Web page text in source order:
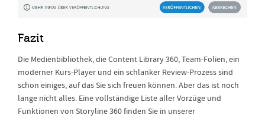
Fazit
Die Medienbibliothek, die Content Library 360, Team-Folien, ein
moderner Kurs-Player und ein schlanker Review-Prozess sind
schon einiges, auf das Sie sich freuen können. Aber das ist noch
lange nicht alles. Eine vollständige Liste aller Vorzüge und
Funktionen von Storyline 360 finden Sie in unserer